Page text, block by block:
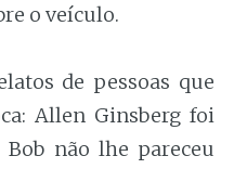
o veículo.
de pessoas que
Allen Ginsberg foi
não lhe pareceu